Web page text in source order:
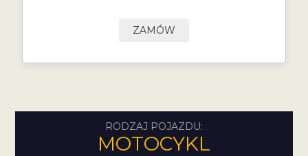
ZAMÓW
RODZAJ POJAZDU:
MOTOCYKL